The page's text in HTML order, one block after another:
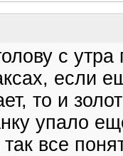
с
если
то и
упало
все